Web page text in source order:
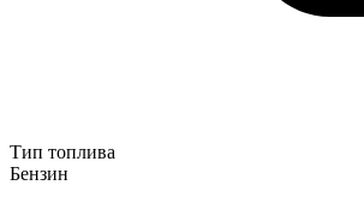
Тип топлива
Бензин